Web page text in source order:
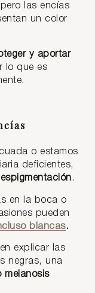
las encías
un color
y aportar
lo que es
o estamos
deficientes,
.
en la boca o
pueden
blancas.
explicar las
negras, una
melanosis